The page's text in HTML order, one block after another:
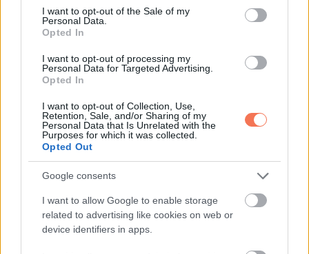
consent section.
I want to opt-out of the Sale of my
Personal Data.
Opted In
I want to opt-out of processing my
Personal Data for Targeted Advertising.
Opted In
I want to opt-out of Collection, Use,
Retention, Sale, and/or Sharing of my
Personal Data that Is Unrelated with the
Purposes for which it was collected.
Opted Out
Google consents
I want to allow Google to enable storage
related to advertising like cookies on web or
device identifiers in apps.